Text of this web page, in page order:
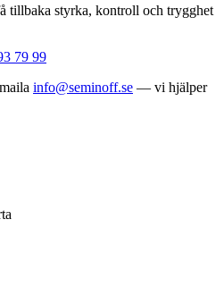
tillbaka styrka, kontroll och trygghet
79 99
info@seminoff.se — vi hjälper